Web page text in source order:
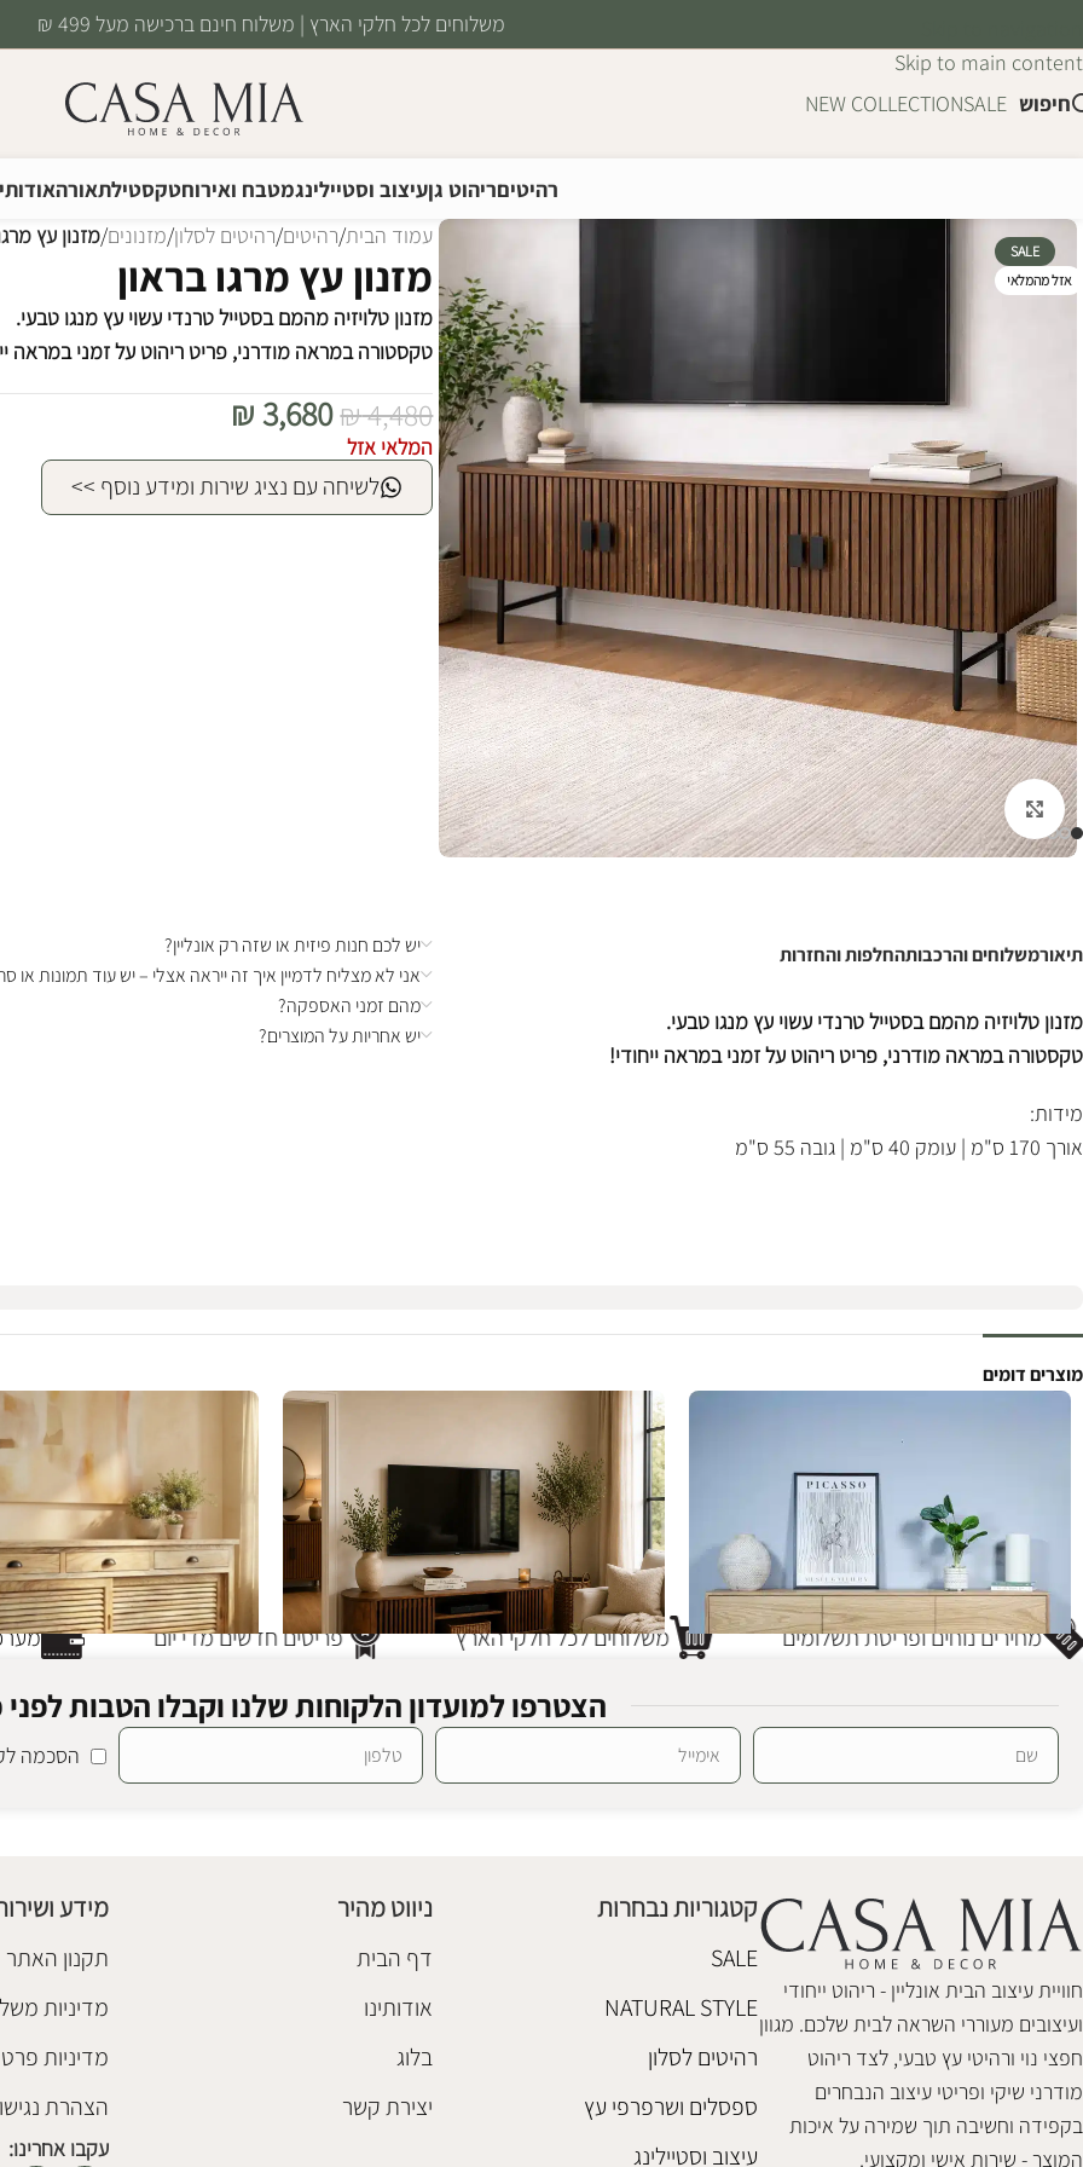
Skip to main content
משלוחים לכל חלקי הארץ | משלוח חינם ברכישה מעל 499 ₪
חיפוש SALE
NEW COLLECTION
רהיטיםריהוט גןעיצוב וסטיילינגמטבח ואירוחטקסטילתאורה
SALE
אזל מהמלאי
לחצו להגדלה
עמוד הבית/רהיטים/רהיטים לסלון/מזנונים/מזנון עץ
מזנון עץ מרגו בראון
מזנון טלויזיה מהמם בסטייל טרנדי עשוי עץ מנגו טבעי.
טקסטורה במראה מודרני, פריט ריהוט על זמני במראה
₪4,480
₪3,680
המלאי אזל
לשיחה עם נציג שירות ומידע נוסף >>
תיאורמשלוחים והרכבותהחלפות והחזרות
מזנון טלויזיה מהמם בסטייל טרנדי עשוי עץ מנגו טבעי.
טקסטורה במראה מודרני, פריט ריהוט על זמני במראה ייחודי!
מידות:
אורך 170 ס"מ | עומק 40 ס"מ | גובה 55 ס"מ
יש לכם חנות פיזית או שזה רק אונליין?
אני לא מצליח לדמיין איך זה ייראה אצלי – יש עוד תמונות או
מהם זמני האספקה?
יש אחריות על המוצרים?
מוצרים דומים
מזנון מדיה אדיסון
הוספה לסל
SALE
₪3,480
מזנון עץ תריס דייגו 160
פריטים חדשים מדי יום משלוחים לכל חלקי הארץ מחירים נוחים ופריסת תשלומים
הצטרפו למועדון הלקוחות שלנו וקבלו הטבות
הסכמה
חוויית עיצוב הבית אונליין - ריהוט ייחודי
ועיצובים מעוררי השראה לבית שלכם. מגוון
חפצי נוי ורהיטי עץ טבעי, לצד ריהוט
מודרני שיקי ופריטי עיצוב הנבחרים
בקפידה וחשיבה תוך שמירה על איכות
המוצר - שירות אישי ומקצועי.
קטגוריות נבחרות
SALE
NATURAL STYLE
רהיטים לסלון
ספסלים ושרפרפי עץ
עיצוב וסטיילינג
ניווט מהיר
דף הבית
אודותינו
בלוג
יצירת קשר
מידע
תקנון האתר
מדיניות
מדיניות
הצהרת
עקבו אחרינו: